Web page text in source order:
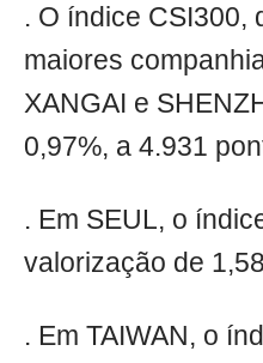
. O índice CSI300,
maiores
XANGAI e
0,97%, a 4.931
. Em SEUL, o
valorização de
. Em TAIWAN, o